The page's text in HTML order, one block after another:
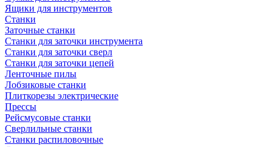
Ящики для инструментов
Станки
Заточные станки
Станки для заточки инструмента
Станки для заточки сверл
Станки для заточки цепей
Ленточные пилы
Лобзиковые станки
Плиткорезы электрические
Прессы
Рейсмусовые станки
Сверлильные станки
Станки распиловочные